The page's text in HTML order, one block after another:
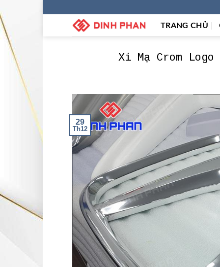
TRANG CHỦ
Xi Mạ Crom
29
Th12